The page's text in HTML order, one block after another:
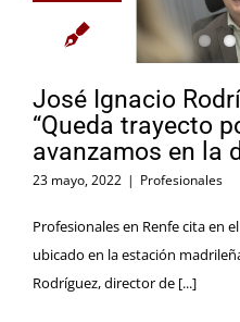
José Ignacio
“Queda trayecto
avanzamos en la
23 mayo, 2022 | Profesionales
Profesionales en Renfe cita en
ubicado en la estación
Rodríguez, director de [...]